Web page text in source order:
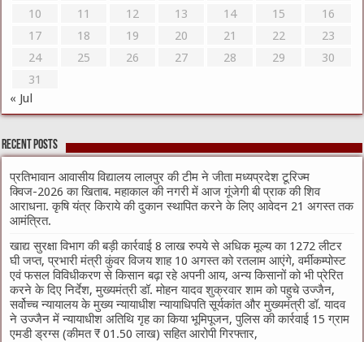
10
11 12 13 14 15
16
17
18 19 20 21 22
23
24
25 26 27 28 29
30
31
« Jul
Recent Posts
प्रतिभावान आवासीय विद्यालय लालपुर की टीम ने जीता मध्यप्रदेश टूरिज्म
क्विज-2026 का खिताब. महाकाल की नगरी में आज गूंजेगी बी प्राक की शिव
आराधना. कृषि यंत्र किराये की दुकान स्थापित करने के लिए आवेदन 21 अगस्त तक
आमंत्रित.
खाद्य सुरक्षा विभाग की बड़ी कार्रवाई 8 लाख रुपये से अधिक मूल्य का 1272 लीटर
घी जप्त, प्रभारी मंत्री कुंवर विजय शाह 10 अगस्त को रतलाम आएंगे, वर्मीकम्पोस्ट
एवं फसल विविधीकरण से किसान बढ़ा रहे अपनी आय, अन्य किसानों को भी प्रेरित
करने के दिए निर्देश, मुख्यमंत्री डॉ. मोहन यादव शुक्रवार शाम को पहुचे उज्जैन,
सर्वोच्च न्यायालय के मुख्‍य न्‍यायाधीश न्यायाधिपति सूर्यकांत और मुख्यमंत्री डॉ. यादव
ने उज्जैन में न्यायाधीश अतिथि गृह का किया भूमिपूजन, पुलिस की कार्रवाई 15 ग्राम
एमडी ड्रग्स (कीमत ₹ 01.50 लाख) सहित आरोपी गिरफ्तार,